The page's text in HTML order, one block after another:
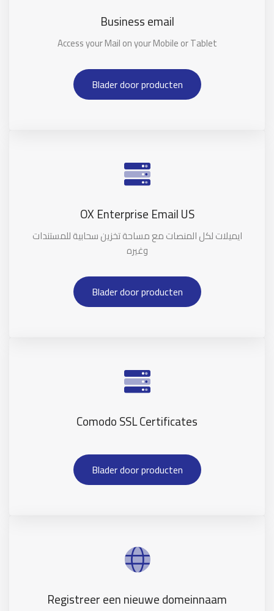
Business email
Access your Mail on your Mobile or Tablet
Blader door producten
OX Enterprise Email US
ايميلات لكل المنصات مع مساحة تخزين سحابية للمستندات
وغيره
Blader door producten
Comodo SSL Certificates
Blader door producten
Registreer een nieuwe domeinnaam